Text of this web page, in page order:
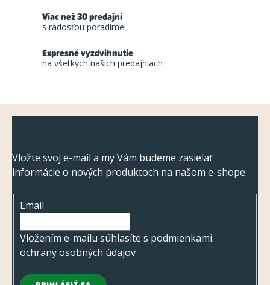
p
r
k
y
ý
p
i
Viac než 30 predajní
s radosťou poradíme!
Expresné vyzdvihnutie
na všetkých našich predajniach
Vložte svoj e-mail a my Vám budeme zasielať
informácie o nových produktoch na našom e-shope.
Email
Vložením e-mailu súhlasíte s podmienkami
ochrany osobných údajov